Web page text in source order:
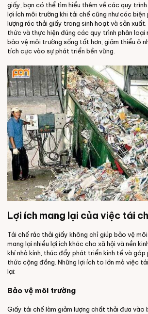
giấy, bạn có thể tìm hiểu thêm về các quy
lợi ích môi trường khi tái chế cũng như các biện
lượng rác thải giấy trong sinh hoạt và sản xuất.
thức và thực hiện đúng các quy trình phân loại
bảo vệ môi trường sống tốt hơn, giảm thiểu ô
tích cực vào sự phát triển bền vững.
Lợi ích mang lại của việc tái
Tái chế rác thải giấy không chỉ giúp bảo vệ
mang lại nhiều lợi ích khác cho xã hội và nền
khí nhà kính, thúc đẩy phát triển kinh tế và góp
thức cộng đồng. Những lợi ích to lớn mà việc
lại:
Bảo vệ môi trường
Giấy tái chế làm giảm lượng chất thải đưa vào